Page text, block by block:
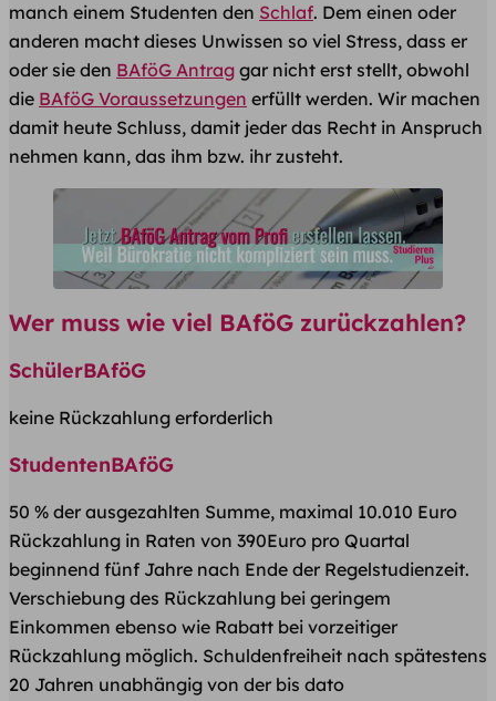
manch einem Studenten den Schlaf. Dem einen oder
anderen macht dieses Unwissen so viel Stress, dass er
oder sie den BAföG Antrag gar nicht erst stellt, obwohl
die BAföG Voraussetzungen erfüllt werden. Wir machen
damit heute Schluss, damit jeder das Recht in Anspruch
nehmen kann, das ihm bzw. ihr zusteht.
Wer muss wie viel BAföG zurückzahlen?
SchülerBAföG
keine Rückzahlung erforderlich
StudentenBAföG
50 % der ausgezahlten Summe, maximal 10.010 Euro
Rückzahlung in Raten von 390Euro pro Quartal
beginnend fünf Jahre nach Ende der Regelstudienzeit.
Verschiebung des Rückzahlung bei geringem
Einkommen ebenso wie Rabatt bei vorzeitiger
Rückzahlung möglich. Schuldenfreiheit nach spätestens
20 Jahren unabhängig von der bis dato